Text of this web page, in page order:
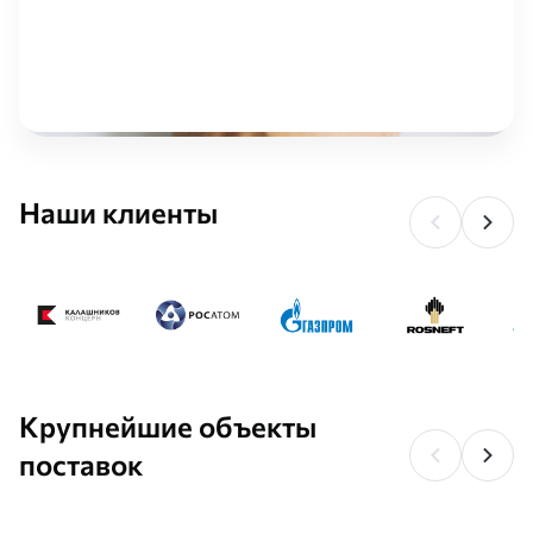
или разборные конструкции. При проектировании любого
здания закладывают изделия из металла. В промышленной
техники. При конструировании резервуаров, бассейнов
используют изделия из металла. В повседневной жизни
Наши клиенты
Крупнейшие объекты
поставок